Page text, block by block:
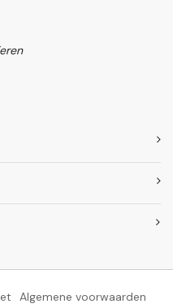
Algemene voorwaarden